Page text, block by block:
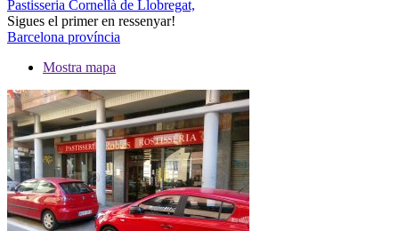
Pastisseria Cornellà de Llobregat,
Sigues el primer en ressenyar!
Barcelona província
Mostra mapa